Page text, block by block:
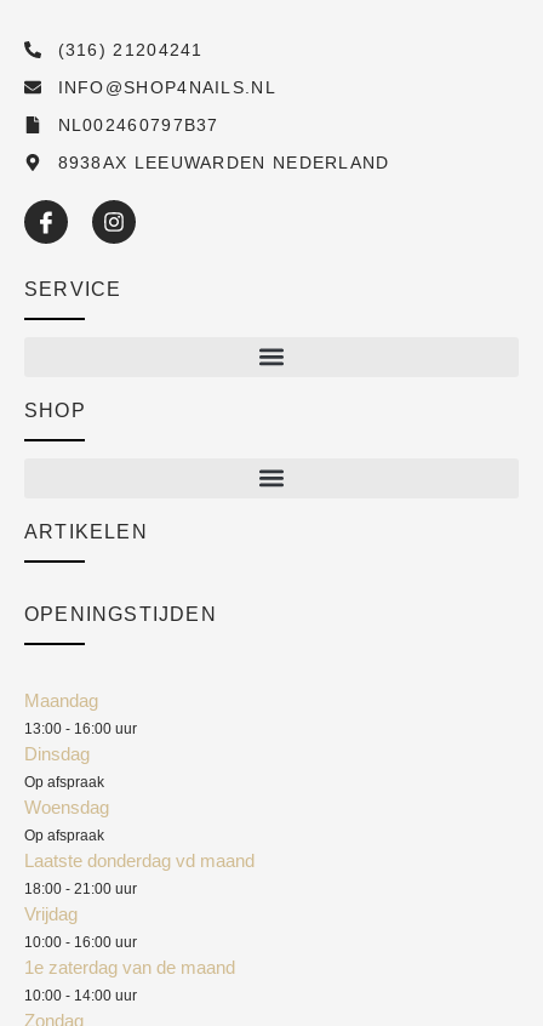
(316) 21204241
INFO@SHOP4NAILS.NL
NL002460797B37
8938AX LEEUWARDEN NEDERLAND
SERVICE
Academy
SHOP
ARTIKELEN
OPENINGSTIJDEN
Maandag
13:00 - 16:00 uur
Dinsdag
Op afspraak
Woensdag
Op afspraak
Laatste donderdag vd maand
18:00 - 21:00 uur
Vrijdag
10:00 - 16:00 uur
1e zaterdag van de maand
10:00 - 14:00 uur
Zondag